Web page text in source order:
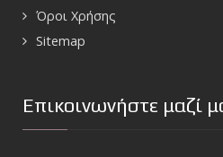
Όροι Χρήσης
Sitemap
Επικοινωνήστε μαζί